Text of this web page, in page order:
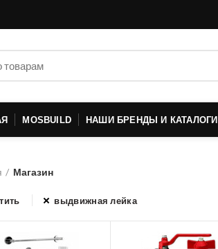
MOSBUILD НАШИ БРЕНДЫ И КАТАЛОГИ
Магазин
выдвижная лейка